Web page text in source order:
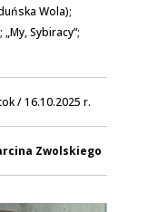
Wola);
Sybiracy”;
/ 16.10.2025 r.
Zwolskiego